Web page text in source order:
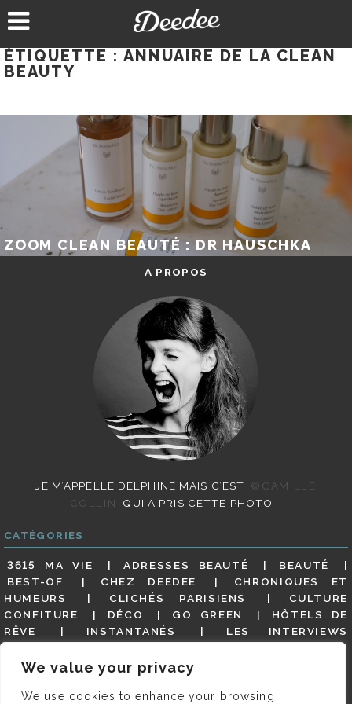
We value your privacy
We use cookies to enhance your browsing
au
ÉTIQUETTE : ANNUAIRE DE LA CLEAN
BEAUTY
ZOOM CLEAN BEAUTÉ : DR HAUSCHKA
A PROPOS
JE M’APPELLE DELPHINE MAIS C’EST
©CAMILLE
COLLIN
QUI A PRIS CETTE PHOTO !
CATÉGORIES
3615 MA VIE ADRESSES BEAUTÉ
BEAUTÉ
BEST-OF
CHEZ DEEDEE
CHRONIQUES ET
HUMEURS
CLICHÉS PARISIENS
CULTURE
CONFITURE
DÉCO GO GREEN
HÔTELS DE
RÊVE
INSTANTANÉS
LES INTERVIEWS
MES ADRESSES
MODE NON CLASSÉ
GUIDE
PARIS EN PHOTOS RESTAURANTS